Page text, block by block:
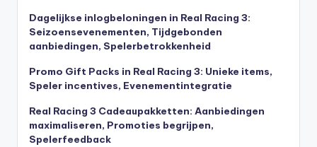
Dagelijkse inlogbeloningen in Real Racing 3:
Seizoensevenementen, Tijdgebonden
aanbiedingen, Spelerbetrokkenheid
Promo Gift Packs in Real Racing 3: Unieke items,
Speler incentives, Evenementintegratie
Real Racing 3 Cadeaupakketten: Aanbiedingen
maximaliseren, Promoties begrijpen,
Spelerfeedback